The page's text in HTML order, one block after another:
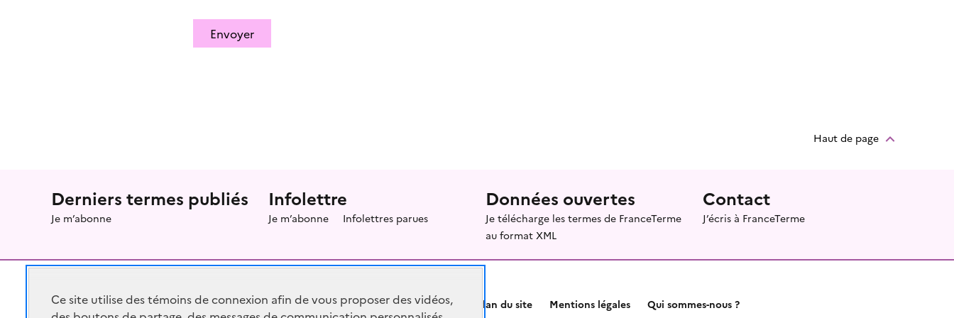
Envoyer
Haut de page
Menu prefooter
Derniers termes publiés
Je m’abonne
Infolettre
Je m’abonne Infolettres parues
Données ouvertes
Je télécharge les termes de FranceTerme
au format XML
Contact
J’écris à FranceTerme
Plan du site Mentions légales Qui sommes-nous ?
Ce site utilise des témoins de connexion afin de vous proposer des vidéos,